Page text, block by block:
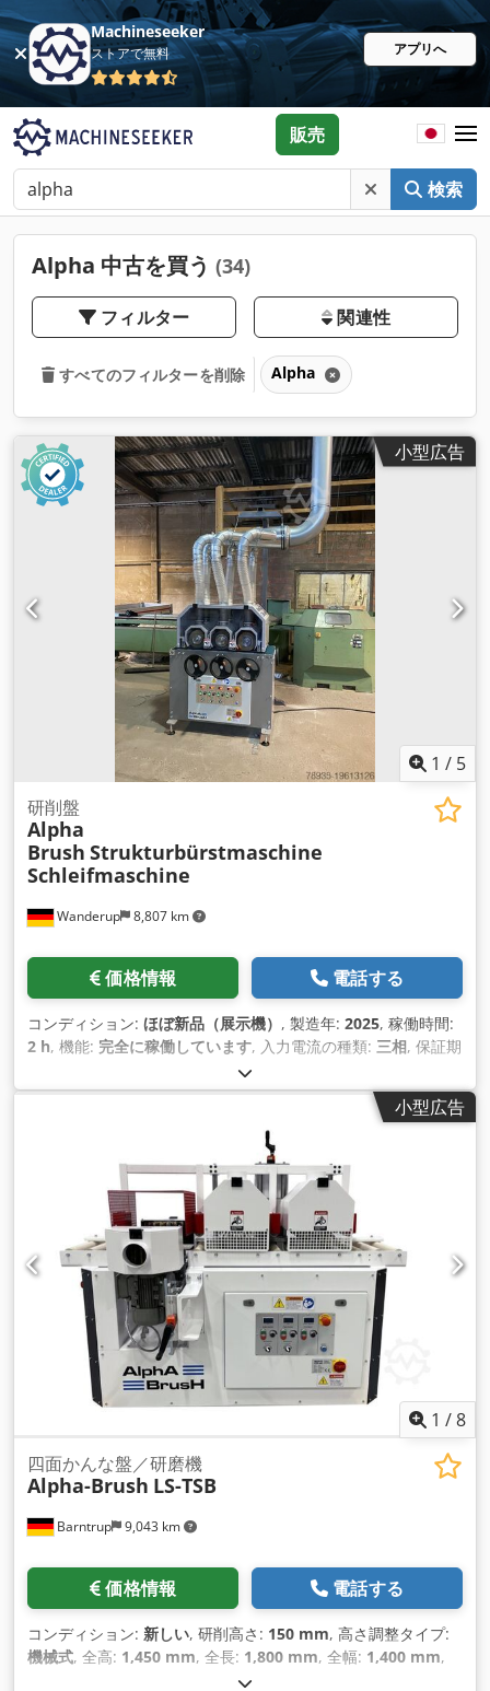
Machineseeker
ストアで無料 アプリへ
検索
販売
Alpha 中古を買う (34)
フィルター 関連性
すべてのフィルターを削除 Alpha
小型広告
1 / 5
Wanderup 8,807 km
研削盤
Alpha
Brush Strukturbürstmaschine
Schleifmaschine
価格情報 電話する
コンディション: ほぼ新品（展示機） , 製造年: 2025, 稼働時間:
2 h, 機能: 完全に稼働しています, 入力電流の種類: 三相, 保証期
, 製品高さ（最大）:100 mm
設置スペース要件 長さ:1,200 mm, 入力周波数:50 ヘルツ, ワ
銘板あり,
小型広告
1 /8
Barntrup 9,043 km
四面かんな盤／研磨機
Alpha-Brush LS-TSB
価格情報 電話する
コンディション: 新しい, 研削高さ: 150 mm, 高さ調整タイプ:
機械式, 全高: 1,450 mm, 全長: 1,800 mm, 全幅: 1,400 mm,
, 装備: